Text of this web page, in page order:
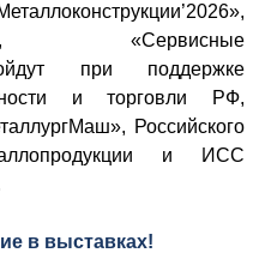
«Сервисные
при поддержке
и торговли РФ,
Российского
и ИСС
в выставках!